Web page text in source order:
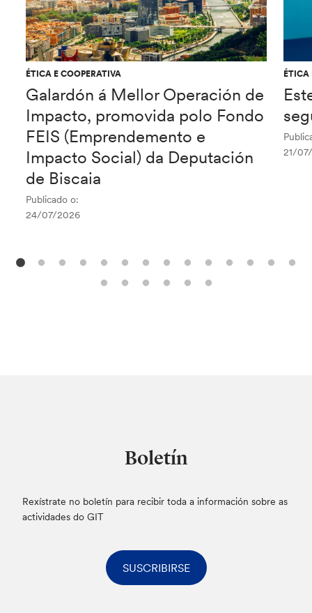
ÉTICA E COOPERATIVA
Galardón á Mellor Operación de
Impacto, promovida polo Fondo
FEIS (Emprendemento e
Impacto Social) da Deputación
de Biscaia
Publicado o:
24/07/2026
ÉTICA
21/
Boletín
Rexístrate no boletín para recibir toda a información sobre as
actividades do GIT
SUSCRIBIRSE